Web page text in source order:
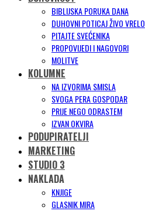
BIBLIJSKA PORUKA DANA
DUHOVNI POTICAJ ŽIVO VRELO
PITAJTE SVEĆENIKA
PROPOVIJEDI I NAGOVORI
MOLITVE
KOLUMNE
NA IZVORIMA SMISLA
SVOGA PERA GOSPODAR
PRIJE NEGO ODRASTEM
IZVAN OKVIRA
PODUPIRATELJI
MARKETING
STUDIO 3
NAKLADA
KNJIGE
GLASNIK MIRA